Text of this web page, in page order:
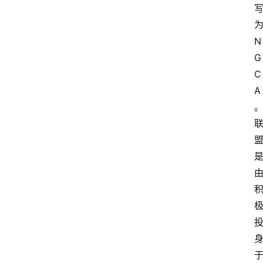
写
为
N
G
C
A
。
联
盟
是
由
积
极
投
身
于